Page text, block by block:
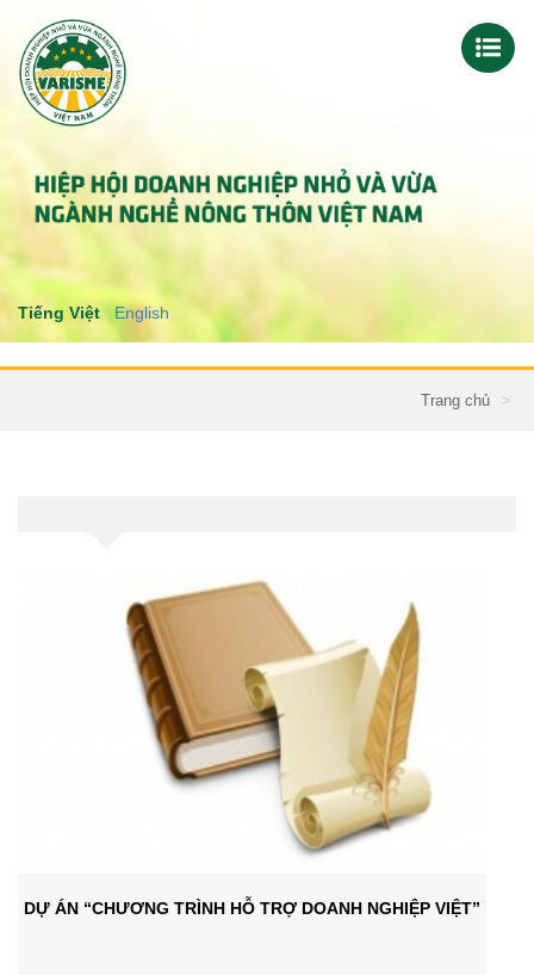
Tiếng Việt English
Trang chủ
DỰ ÁN “CHƯƠNG TRÌNH HỖ TRỢ DOANH NGHIỆP VIỆT”